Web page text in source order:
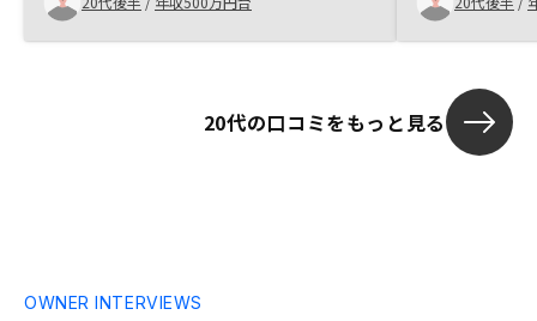
で仕入れた場合は何かと自分で動かないと
いけない事も多少あるがほったらかし投資
で、よくある成功者の一棟物件を高利回り
都心部の物件にするとどうしても月々が赤
れること等の
心感がありま
20代の口コミをもっと見る
OWNER INTERVIEWS